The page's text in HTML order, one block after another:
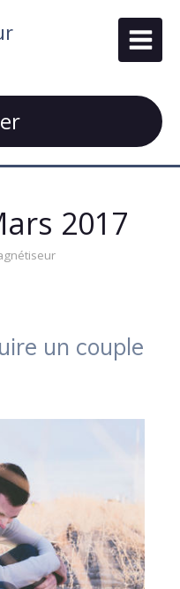
2017
un couple